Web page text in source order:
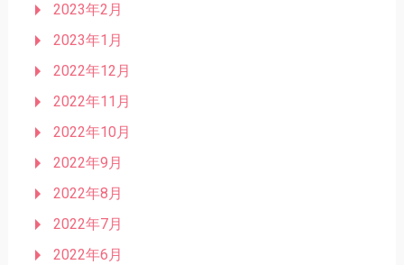
2023年2月
2023年1月
2022年12月
2022年11月
2022年10月
2022年9月
2022年8月
2022年7月
2022年6月